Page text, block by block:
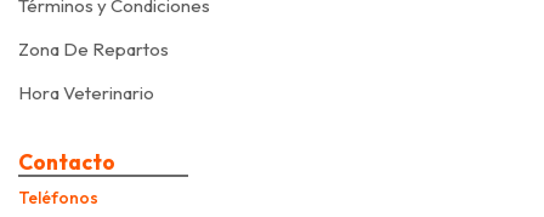
Términos y Condiciones
Zona De Repartos
Hora Veterinario
Contacto
Teléfonos